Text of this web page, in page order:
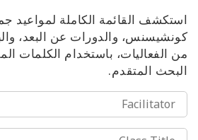
استكشف القائمة الكاملة
كونشيسنس، والدورات عن البعد،
من الفعاليات، باستخدام الكلمات
البحث المتقدم.